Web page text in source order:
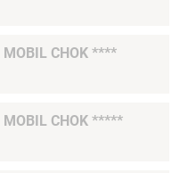
MOBIL CHOK ****
MOBIL CHOK *****